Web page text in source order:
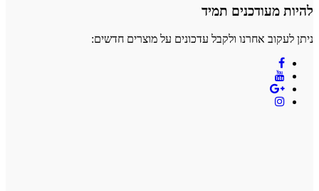
להיות מעודכנים תמיד
ניתן לעקוב אחרנו ולקבל עדכונים על מוצרים חדשים: